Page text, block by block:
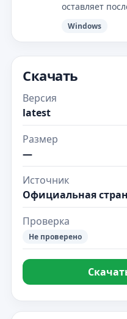
оставляет
Windows
Скачать
Версия
latest
Размер
—
Источник
Официальная
Проверка
Не проверено